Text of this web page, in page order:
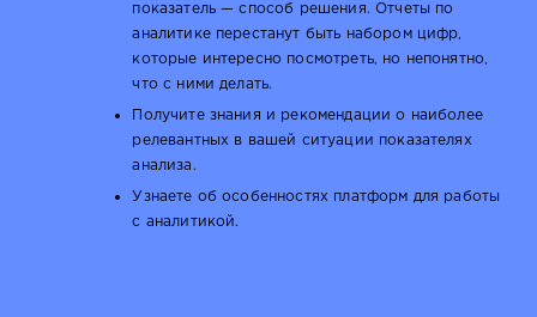
показатель — способ решения. Отчеты по
аналитике перестанут быть набором цифр,
которые интересно посмотреть, но непонятно,
что с ними делать.
Получите знания и рекомендации о наиболее
релевантных в вашей ситуации показателях
анализа.
Узнаете об особенностях платформ для работы
с аналитикой.